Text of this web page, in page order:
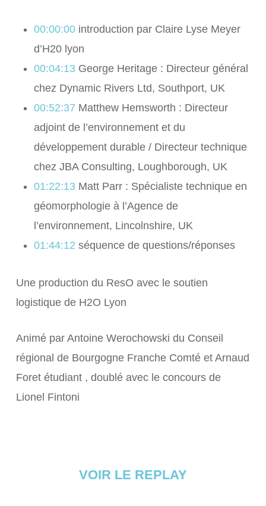
00:00:00introduction par Claire Lyse Meyer
d’H20 lyon
00:04:13George Heritage : Directeur général
chez Dynamic Rivers Ltd, Southport, UK
00:52:37 Matthew Hemsworth : Directeur
adjoint de l’environnement et du
développement durable / Directeur technique
chez JBA Consulting, Loughborough, UK
01:22:13Matt Parr : Spécialiste technique en
géomorphologie à l’Agence de
l’environnement, Lincolnshire, UK
01:44:12 séquence de questions/réponses
Une production du ResO ​​avec le soutien
logistique de H2O Lyon
Animé par Antoine Werochowski du Conseil
régional de Bourgogne Franche Comté et Arnaud
Foret étudiant , doublé avec le concours de
Lionel Fintoni
VOIR LE REPLAY